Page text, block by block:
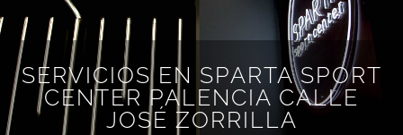
SERVICIOS EN SPARTA SPORT
CENTER PALENCIA CALLE
JOSÉ ZORRILLA